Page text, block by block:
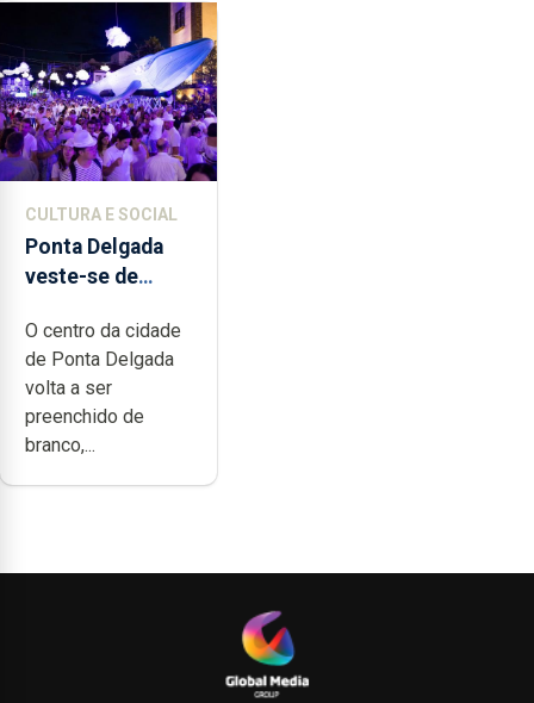
CULTURA E SOCIAL
Ponta Delgada
veste-se de
O centro da cidade
de Ponta Delgada
volta a ser
preenchido de
branco,...